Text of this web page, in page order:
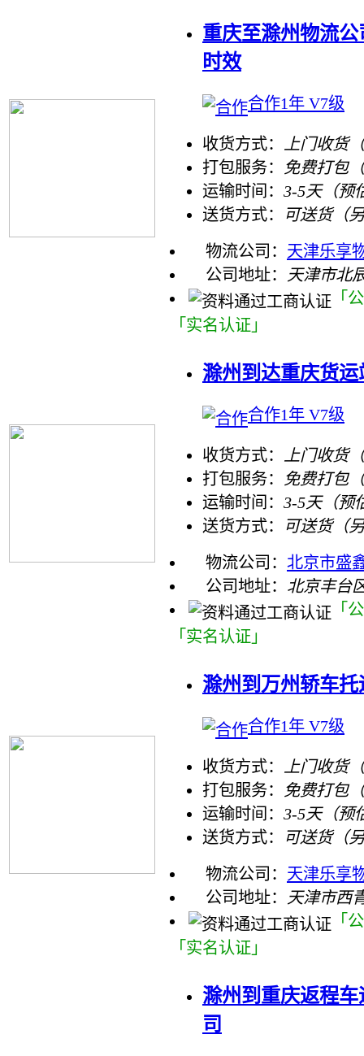
重庆至滁州物流
时效
合作1年 V7级
收货方式：
上门收货
打包服务：
免费打包
运输时间： 3-5天（预
送货方式：
可送货（
物流公司： 天津乐享
公司地址：
天津市北
「
「实名认证」
滁州到达重庆货
合作1年 V7级
收货方式：
上门收货
打包服务：
免费打包
运输时间： 3-5天（预
送货方式：
可送货（
物流公司： 北京市盛
公司地址： 北京丰台
「
「实名认证」
滁州到万州轿车
合作1年 V7级
收货方式：
上门收货
打包服务：
免费打包
运输时间： 3-5天（预
送货方式：
可送货（
物流公司： 天津乐享
公司地址：
天津市西
「
「实名认证」
滁州到重庆返程
司